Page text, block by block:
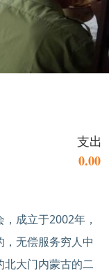
支出
0.00
成立于2002年，
无偿服务穷人中
大门内蒙古的二